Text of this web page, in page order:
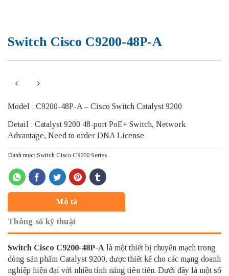
Switch Cisco C9200-48P-A
Model : C9200-48P-A – Cisco Switch Catalyst 9200
Detail : Catalyst 9200 48-port PoE+ Switch, Network
Advantage, Need to order DNA License
Danh mục: Switch Cisco C9200 Series
Mô tả
Thông số kỹ thuật
Switch Cisco C9200-48P-A là một thiết bị chuyển mạch trong
dòng sản phẩm Catalyst 9200, được thiết kế cho các mạng doanh
nghiệp hiện đại với nhiều tính năng tiên tiến. Dưới đây là một số